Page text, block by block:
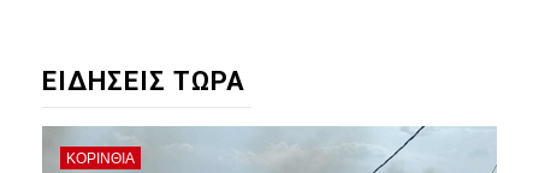
ΕΙΔΗΣΕΙΣ ΤΩΡΑ
ΚΟΡΙΝΘΊΑ